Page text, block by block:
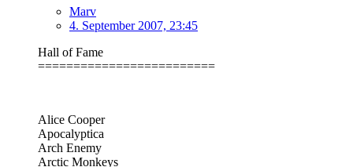
Marv
4. September 2007, 23:45
Hall of Fame
=========================
Alice Cooper
Apocalyptica
Arch Enemy
Arctic Monkeys